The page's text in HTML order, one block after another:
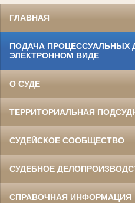
ГЛАВНАЯ
ПОДАЧА ПРОЦЕССУАЛЬНЫХ
ЭЛЕКТРОННОМ ВИДЕ
О СУДЕ
ТЕРРИТОРИАЛЬНАЯ
СУДЕЙСКОЕ СООБЩЕСТВО
СУДЕБНОЕ
СПРАВОЧНАЯ ИНФОРМАЦИЯ